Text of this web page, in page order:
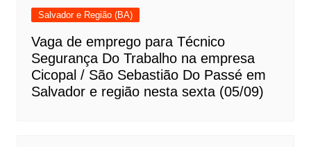
Salvador e Região (BA)
Vaga de emprego para Técnico
Segurança Do Trabalho na empresa
Cicopal / São Sebastião Do Passé em
Salvador e região nesta sexta (05/09)